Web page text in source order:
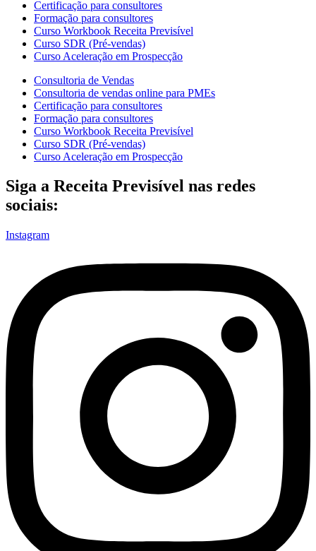
Certificação para consultores
Formação para consultores
Curso Workbook Receita Previsível
Curso SDR (Pré-vendas)
Curso Aceleração em Prospecção
Consultoria de Vendas
Consultoria de vendas online para PMEs
Certificação para consultores
Formação para consultores
Curso Workbook Receita Previsível
Curso SDR (Pré-vendas)
Curso Aceleração em Prospecção
Siga a Receita Previsível nas redes
sociais:
Instagram